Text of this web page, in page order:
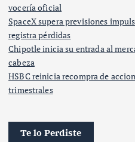
vocería oficial
SpaceX supera previsiones
registra pérdidas
Chipotle inicia su entrada al
cabeza
HSBC reinicia recompra de
trimestrales
Te lo Perdiste